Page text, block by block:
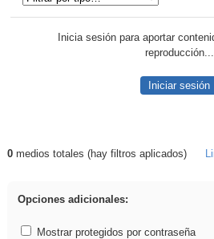
Inicia sesión para aportar
reproducción...
Iniciar sesión
Resultados de: gritar
0medios totales (hay filtros aplicados)
Opciones adicionales:
Mostrar protegidos por contraseña